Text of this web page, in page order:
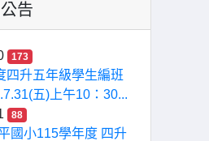
告
173
四升五年級學生編班
五)上午10：30...
88
國小115學年度 四升